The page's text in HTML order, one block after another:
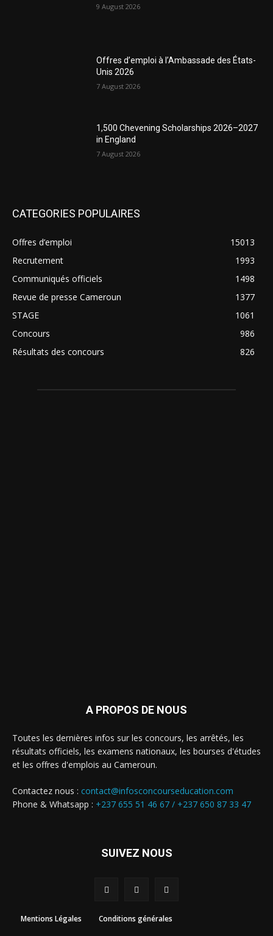
9 August 2026
Offres d’emploi à l’Ambassade des États-
Unis 2026
7 August 2026
1,500 Chevening Scholarships 2026–2027
in England
7 August 2026
CATEGORIES POPULAIRES
Offres d’emploi
15013
Recrutement
1993
Communiqués officiels
1498
Revue de presse Cameroun
1377
STAGE
1061
Concours
986
Résultats des concours
826
A PROPOS DE NOUS
Toutes les dernières infos sur les concours, les arrêtés, les
résultats officiels, les examens nationaux, les bourses d'études
et les offres d'emplois au Cameroun.
Contactez nous : contact@infosconcourseducation.com
Phone & Whatsapp : +237 655 51 46 67 / +237 650 87 33 47
SUIVEZ NOUS
Mentions Légales Conditions générales